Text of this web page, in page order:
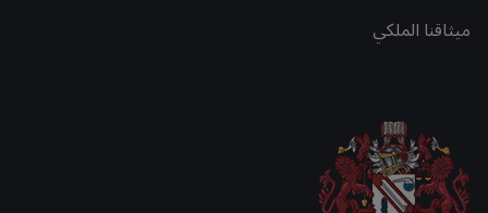
ميثاقنا الملكي